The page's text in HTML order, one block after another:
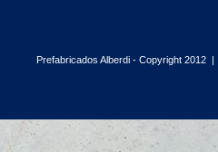
Prefabricados Alberdi - Copyright 2012 |